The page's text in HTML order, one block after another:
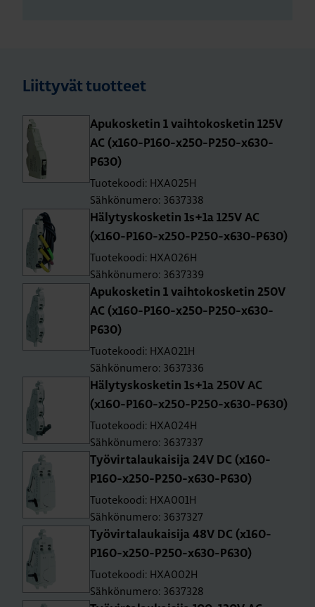
Liittyvät tuotteet
Apu­kos­ke­tin 1 vaih­to­kos­ke­tin 125V
AC (x160-P160-x250-P250-x630-
P630)
Tuotekoodi: HXA025H
Sähkönumero: 3637338
Hä­ly­tys­kos­ke­tin 1s+1a 125V AC
(x160-P160-x250-P250-x630-P630)
Tuotekoodi: HXA026H
Sähkönumero: 3637339
Apu­kos­ke­tin 1 vaih­to­kos­ke­tin 250V
AC (x160-P160-x250-P250-x630-
P630)
Tuotekoodi: HXA021H
Sähkönumero: 3637336
Hä­ly­tys­kos­ke­tin 1s+1a 250V AC
(x160-P160-x250-P250-x630-P630)
Tuotekoodi: HXA024H
Sähkönumero: 3637337
Työ­vir­ta­lau­kai­si­ja 24V DC (x160-
P160-x250-P250-x630-P630)
Tuotekoodi: HXA001H
Sähkönumero: 3637327
Työ­vir­ta­lau­kai­si­ja 48V DC (x160-
P160-x250-P250-x630-P630)
Tuotekoodi: HXA002H
Sähkönumero: 3637328